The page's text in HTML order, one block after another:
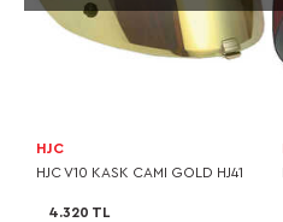
HJC
HJC V10 KASK CAMI GOLD HJ41
4.320 TL